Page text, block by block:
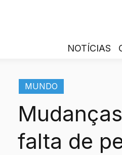
NOTÍCIAS
MUNDO
falta de